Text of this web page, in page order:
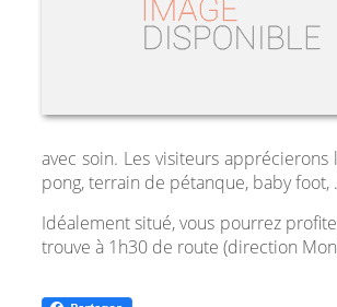
avec soin. Les visiteurs
pong, terrain de pétanque, baby foot,
Idéalement situé, vous pourrez
trouve à 1h30 de route (direction